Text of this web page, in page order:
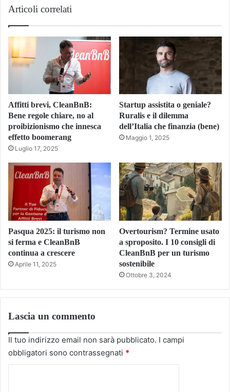
Articoli correlati
Affitti brevi, CleanBnB:
Bene regole chiare, no al
proibizionismo che innesca
effetto boomerang
Luglio 17, 2025
Startup assistita o geniale?
Ruralis e il dilemma
dell’Italia che finanzia (bene)
Maggio 1, 2025
Pasqua 2025: il turismo non
si ferma e CleanBnB
continua a crescere
Aprile 11, 2025
Overtourism? Termine usato
a sproposito. I 10 consigli di
CleanBnB per un turismo
sostenibile
Ottobre 3, 2024
Lascia un commento
Il tuo indirizzo email non sarà pubblicato. I campi
obbligatori sono contrassegnati *